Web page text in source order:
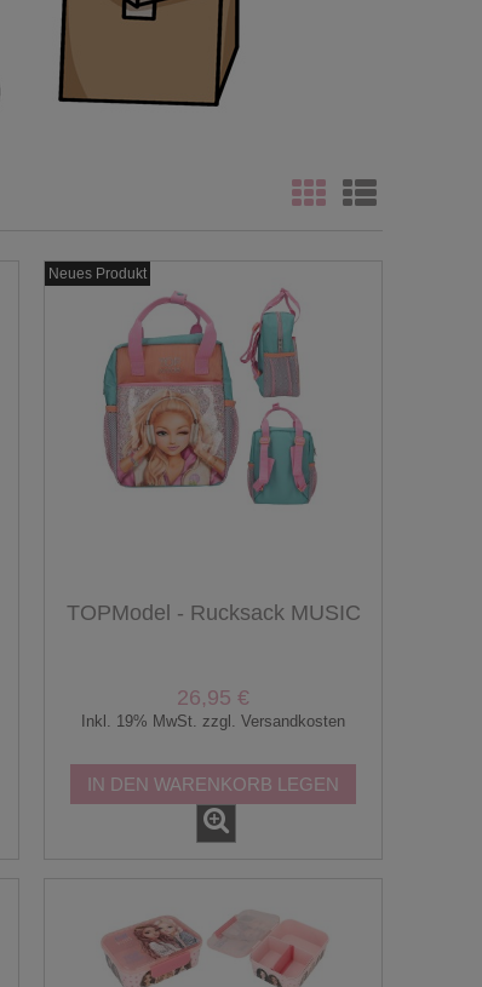
TOPModel - Rucksack MUSIC
26,95 €
Inkl. 19% MwSt. zzgl. Versandkosten
IN DEN WARENKORB LEGEN
Neues Produkt